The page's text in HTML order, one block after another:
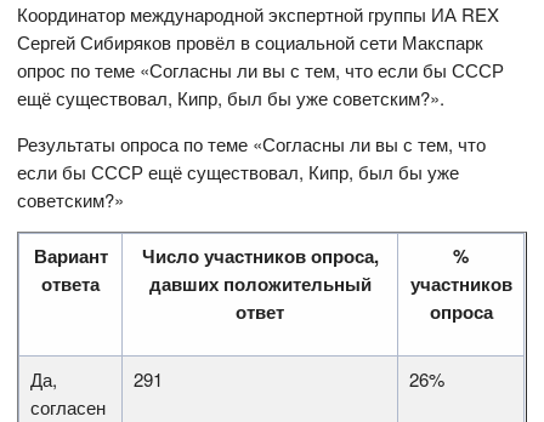
Координатор международной экспертной группы ИА REX
Сергей Сибиряков провёл в социальной сети Макспарк
опрос по теме «Согласны ли вы с тем, что если бы СССР
ещё существовал, Кипр, был бы уже советским?».
Результаты опроса по теме «Согласны ли вы с тем, что
если бы СССР ещё существовал, Кипр, был бы уже
советским?»
Вариант
ответа
Число участников опроса,
давших положительный
ответ
%
участников
опроса
Да,
согласен
291 26%